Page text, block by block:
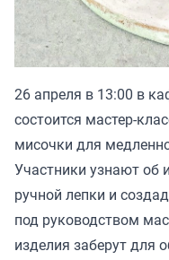
26 апреля в 13:00 в
состоится мастер-
мисочки для
Участники узнают об
ручной лепки и
под руководством
изделия заберут для